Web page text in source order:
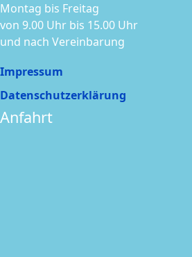
Montag bis Freitag
von 9.00 Uhr bis 15.00 Uhr
und nach Vereinbarung
Impressum
Datenschutzerklärung
Anfahrt